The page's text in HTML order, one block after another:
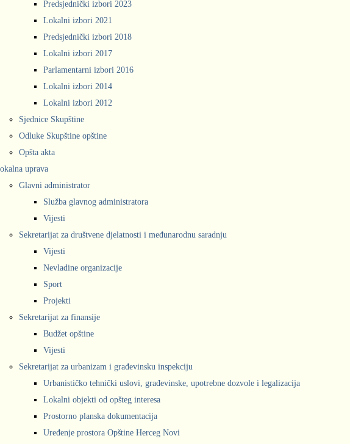
Predsjednički izbori 2023
Lokalni izbori 2021
Predsjednički izbori 2018
Lokalni izbori 2017
Parlamentarni izbori 2016
Lokalni izbori 2014
Lokalni izbori 2012
Sjednice Skupštine
Odluke Skupštine opštine
Opšta akta
uprava
Glavni administrator
Služba glavnog administratora
Vijesti
Sekretarijat za društvene djelatnosti i međunarodnu saradnju
Vijesti
Nevladine organizacije
Sport
Projekti
Sekretarijat za finansije
Budžet opštine
Vijesti
Sekretarijat za urbanizam i građevinsku inspekciju
Urbanističko tehnički uslovi, građevinske, upotrebne dozvole i legalizacija
Lokalni objekti od opšteg interesa
Prostorno planska dokumentacija
Uređenje prostora Opštine Herceg Novi